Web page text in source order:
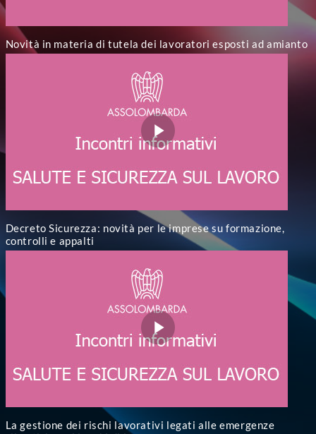
Novità in materia di tutela dei lavoratori esposti ad amianto
Decreto Sicurezza: novità per le imprese su formazione,
controlli e appalti
La gestione dei rischi lavorativi legati alle emergenze